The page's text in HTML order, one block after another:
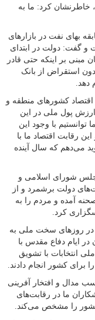
خاطرنشان کرد: ما به
بهای نفت در بازارهای
افتخارات دولت در سال ۹۴ دانست و گفت: دولت در ابتدای
مبنی بر اینکه حتی قادر
استقراض از بانک
دهد.
کشورهای منطقه و
پول ملی در این
با وجود این
رقابت اقتصاد ما با
می‌دهم که سال آینده
شورای اسلامی و
از موفقیت‌های دولت برشمرد و از
آمده و مردم را به
کرد.
در روزهای سخت ملی به
ایام دفاع مقدس با
انتخابات با تشویق
کشور انجام دادند.
مدال و افتخار آفرینی
ما در رقابت‌های
کشور را مشخص می‌کند.